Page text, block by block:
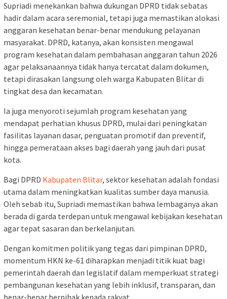
Supriadi menekankan bahwa dukungan DPRD tidak sebatas
hadir dalam acara seremonial, tetapi juga memastikan alokasi
anggaran kesehatan benar-benar mendukung pelayanan
masyarakat. DPRD, katanya, akan konsisten mengawal
program kesehatan dalam pembahasan anggaran tahun 2026
agar pelaksanaannya tidak hanya tercatat dalam dokumen,
tetapi dirasakan langsung oleh warga Kabupaten Blitar di
tingkat desa dan kecamatan.
Ia juga menyoroti sejumlah program kesehatan yang
mendapat perhatian khusus DPRD, mulai dari peningkatan
fasilitas layanan dasar, penguatan promotif dan preventif,
hingga pemerataan akses bagi daerah yang jauh dari pusat
kota.
Bagi DPRD Kabupaten Blitar, sektor kesehatan adalah fondasi
utama dalam meningkatkan kualitas sumber daya manusia.
Oleh sebab itu, Supriadi memastikan bahwa lembaganya akan
berada di garda terdepan untuk mengawal kebijakan kesehatan
agar tepat sasaran dan berkelanjutan.
Dengan komitmen politik yang tegas dari pimpinan DPRD,
momentum HKN ke-61 diharapkan menjadi titik kuat bagi
pemerintah daerah dan legislatif dalam memperkuat strategi
pembangunan kesehatan yang lebih inklusif, transparan, dan